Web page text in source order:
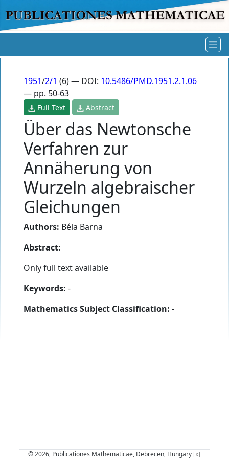
1951/2/1 (6) — DOI: 10.5486/PMD.1951.2.1.06
— pp. 50-63
Full Text Abstract
Über das Newtonsche
Verfahren zur
Annäherung von
Wurzeln algebraischer
Gleichungen
Authors: Béla Barna
Abstract:
Only full text available
Keywords: -
Mathematics Subject Classification: -
© 2026, Publicationes Mathematicae, Debrecen, Hungary [x]